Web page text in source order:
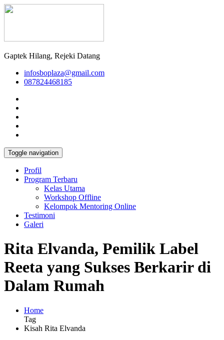
Gaptek Hilang, Rejeki Datang
infosboplaza@gmail.com
087824468185
Toggle navigation
Profil
Program Terbaru
Kelas Utama
Workshop Offline
Kelompok Mentoring Online
Testimoni
Galeri
Rita Elvanda, Pemilik Label
Reeta yang Sukses Berkarir di
Dalam Rumah
Home
Tag
Kisah Rita Elvanda